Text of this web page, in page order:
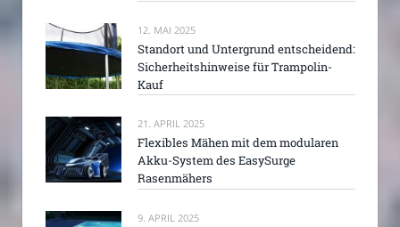
12. MAI 2025
Standort und Untergrund entscheidend:
Sicherheitshinweise für Trampolin-
Kauf
21. APRIL 2025
Flexibles Mähen mit dem modularen
Akku-System des EasySurge
Rasenmähers
9. APRIL 2025